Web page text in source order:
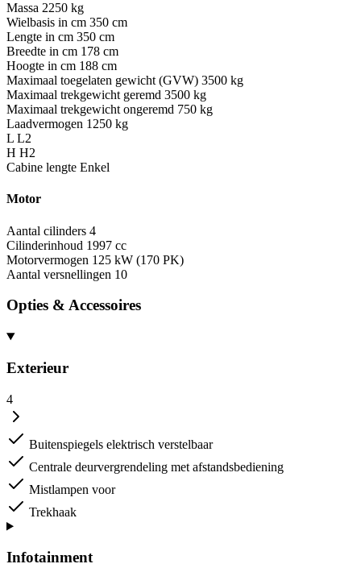
Massa 2250 kg
Wielbasis in cm 350 cm
Lengte in cm 350 cm
Breedte in cm 178 cm
Hoogte in cm 188 cm
Maximaal toegelaten gewicht (GVW) 3500 kg
Maximaal trekgewicht geremd 3500 kg
Maximaal trekgewicht ongeremd 750 kg
Laadvermogen 1250 kg
L L2
H H2
Cabine lengte Enkel
Motor
Aantal cilinders 4
Cilinderinhoud 1997 cc
Motorvermogen 125 kW (170 PK)
Aantal versnellingen 10
Opties & Accessoires
Exterieur
4
Buitenspiegels elektrisch verstelbaar
Centrale deurvergrendeling met afstandsbediening
Mistlampen voor
Trekhaak
Infotainment